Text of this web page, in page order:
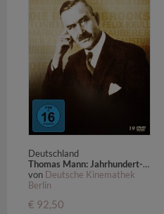
Deutschland
Thomas Mann: Jahrhundert-Edition (alle verfügbaren Verfilmungen),19 DVDs
von Deutsche Kinemathek
Berlin
€ 92,50